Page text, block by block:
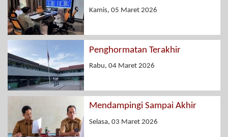
Kamis, 05 Maret 2026
Penghormatan Terakhir
Rabu, 04 Maret 2026
Mendampingi Sampai Akhir
Selasa, 03 Maret 2026